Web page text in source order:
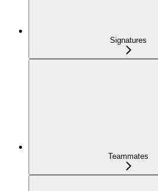
Signatures
Teammates